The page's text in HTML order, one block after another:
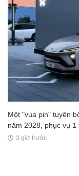
Một "vua pin" tuyên
năm 2028, phục vụ
3 giờ trước